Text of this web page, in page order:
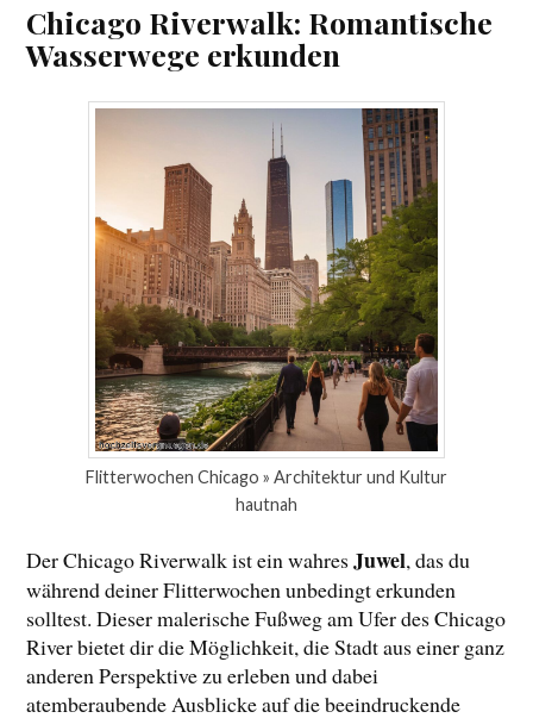
Chicago Riverwalk: Romantische
Wasserwege erkunden
Flitterwochen Chicago » Architektur und Kultur
hautnah
Der Chicago Riverwalk ist ein wahresJuwel, das du
während deiner Flitterwochen unbedingt erkunden
solltest. Dieser malerische Fußweg am Ufer des Chicago
River bietet dir die Möglichkeit, die Stadt aus einer ganz
anderen Perspektive zu erleben und dabei
atemberaubende Ausblicke auf die beeindruckende